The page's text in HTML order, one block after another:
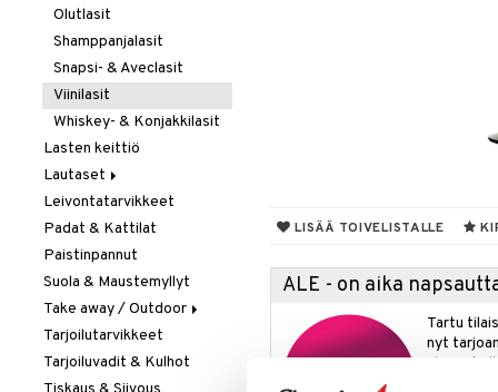
LISÄÄ TOIVELISTALLE
ALE - on aika
Tartu
nyt
Muut koneet
Vedenkeittimet
Olutlasit
Shamppanjalasit
Snapsi- & Aveclasit
Viinilasit
Whiskey- & Konjakkilasit
Lasten keittiö
Lautaset
Asetit
Ruokalautaset
Syvät lautaset
Leivontatarvikkeet
Padat & Kattilat
Paistinpannut
Suola & Maustemyllyt
Take away / Outdoor
Eväslaatikot
Pullot
Tarjoilutarvikkeet
Tarjoiluvadit & Kulhot